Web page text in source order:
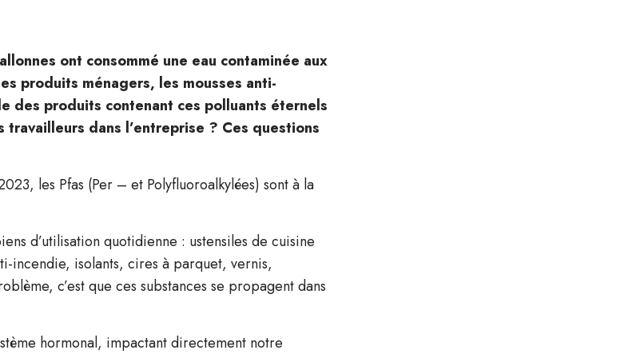
ont consommé une eau contaminée aux
produits ménagers, les mousses anti-
des produits contenant ces polluants éternels
dans l’entreprise ? Ces questions
les Pfas (Per – et Polyfluoroalkylées) sont à la
d’utilisation quotidienne : ustensiles de cuisine
incendie, isolants, cires à parquet, vernis,
c’est que ces substances se propagent dans
hormonal, impactant directement notre